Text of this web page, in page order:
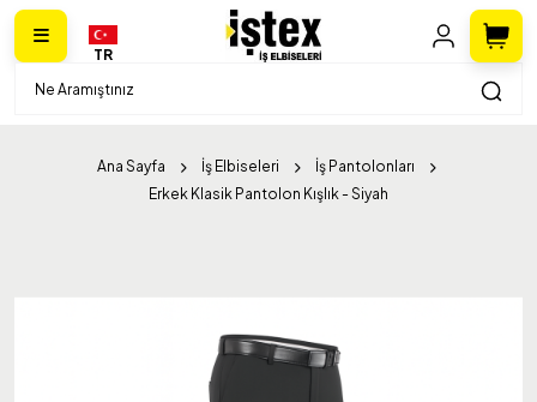
TR
Ana Sayfa İş Elbiseleri
İş Pantolonları
Erkek Klasik Pantolon Kışlık - Siyah